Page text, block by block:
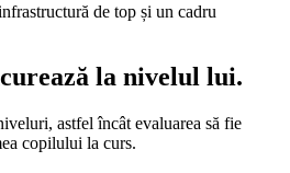
de top și un cadru
la nivelul lui.
astfel încât evaluarea să fie
copilului la curs.